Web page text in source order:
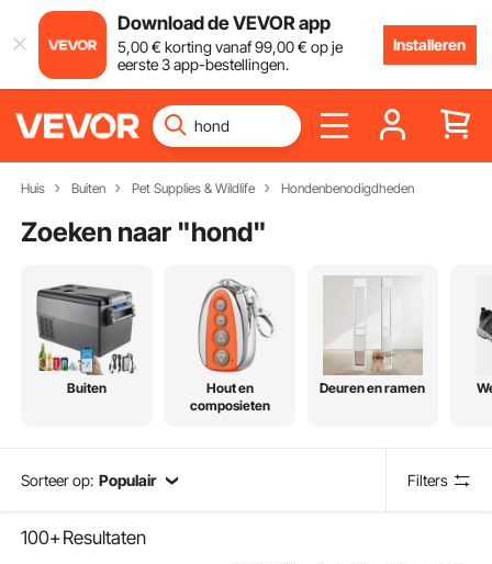
Download de VEVOR app
5,00€ korting vanaf99,00€ op je
eerste 3 app-bestellingen.
Installeren
Huis Buiten Pet Supplies & Wildlife Hondenbenodigdheden
Zoeken naar "hond"
Buiten
Hout en
composieten
Deuren en ramen
Sorteer op: Populair Filters
100+Resultaten